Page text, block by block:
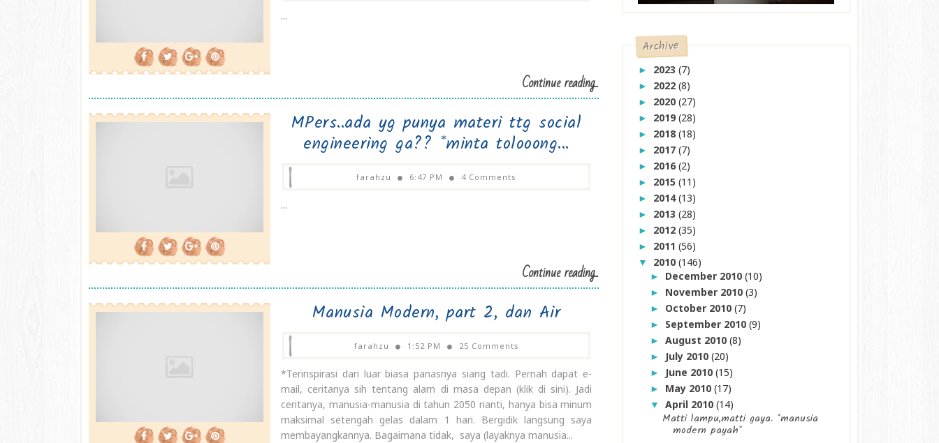
...
Continue reading...
MPers..ada yg punya materi ttg social
engineering ga?? *minta tolooong...
farahzu 6:47 PM 4 Comments
...
Continue reading...
Manusia Modern, part 2, dan Air
farahzu 1:52 PM 25 Comments
*Terinspirasi dari luar biasa panasnya siang tadi. Pernah dapat e-
mail, ceritanya sih tentang alam di masa depan (klik di sini). Jadi
ceritanya, manusia-manusia di tahun 2050 nanti, hanya bisa minum
maksimal setengah gelas dalam 1 hari. Bergidik langsung saya
membayangkannya. Bagaimana tidak, saya (layaknya manusia...
Archive
► 2023(7)
► 2022(8)
► 2020(27)
► 2019(28)
► 2018(18)
► 2017(7)
► 2016(2)
► 2015(11)
► 2014(13)
► 2013(28)
► 2012(35)
► 2011(56)
▼ 2010(146)
► December 2010(10)
► November 2010(3)
► October 2010(7)
► September 2010(9)
►August 2010(8)
► July 2010(20)
► June 2010(15)
► May 2010(17)
▼April 2010(14)
Matti lampu,matti gaya. *manusia
modern payah*